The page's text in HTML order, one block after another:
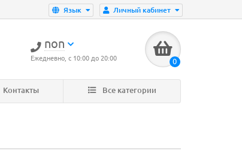
Личный кабинет
Язык
non
Ежедневно, с 10:00 до 20:00 0
Контакты Все категории